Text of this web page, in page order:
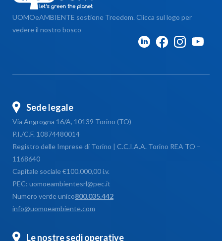
UOMOeAMBIENTE sostiene Treedom. Clicca sul logo per
vedere il nostro bosco
Sede legale
Via Angrogna 16/A, 10139 Torino (TO)
P.I./C.F. 10874480014
Registro delle Imprese di Torino | C.C.I.A.A. Torino REA TO –
1168640
Capitale sociale €100.000,00 i.v.
PEC: uomoeambientesrl@pec.it
Numero verde unico800.035.442
info@uomoeambiente.com
Le nostre sedi operative